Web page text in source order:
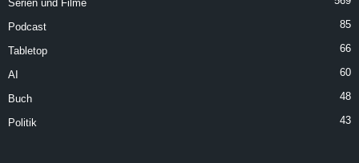
Serien und Filme
Podcast 85
Tabletop 66
AI 60
Buch 48
Politik 43